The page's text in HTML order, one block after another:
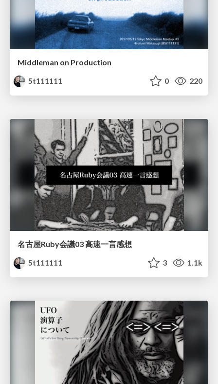
Middleman on Production
5t111111
0 220
名古屋Ruby会議03 高速一言感想
5t111111
3 1.1k